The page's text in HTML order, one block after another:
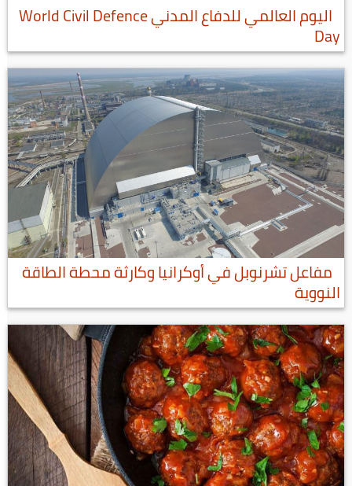
اليوم العالمي للدفاع المدني World Civil Defence
Day
مفاعل تشرنوبل في أوكرانيا وكارثة محطة الطاقة
النووية